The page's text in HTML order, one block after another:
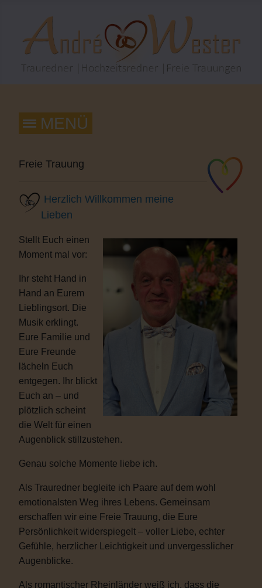
Freie Trauung
Herzlich Willkommen meine
Lieben
Stellt Euch einen
Moment mal vor:
Ihr steht Hand in
Hand an Eurem
Lieblingsort. Die
Musik erklingt.
Eure Familie und
Eure Freunde
lächeln Euch
entgegen. Ihr blickt
Euch an – und
plötzlich scheint
die Welt für einen
Augenblick stillzustehen.
Genau solche Momente liebe ich.
Als Trauredner begleite ich Paare auf dem wohl
emotionalsten Weg ihres Lebens. Gemeinsam
erschaffen wir eine Freie Trauung, die Eure
Persönlichkeit widerspiegelt – voller Liebe, echter
Gefühle, herzlicher Leichtigkeit und unvergesslicher
Augenblicke.
Als romantischer Rheinländer weiß ich, dass die